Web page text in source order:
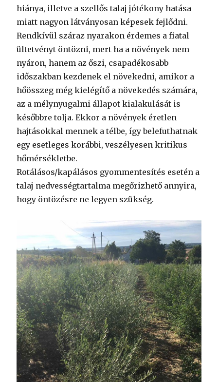
hiánya, illetve a szellős talaj jótékony hatása
miatt nagyon látványosan képesek fejlődni.
Rendkívül száraz nyarakon érdemes a fiatal
ültetvényt öntözni, mert ha a növények nem
nyáron, hanem az őszi, csapadékosabb
időszakban kezdenek el növekedni, amikor a
hőösszeg még kielégítő a növekedés számára,
az a mélynyugalmi állapot kialakulását is
későbbre tolja. Ekkor a növények éretlen
hajtásokkal mennek a télbe, így belefuthatnak
egy esetleges korábbi, veszélyesen kritikus
hőmérsékletbe.
Rotálásos/kapálásos gyommentesítés esetén a
talaj nedvességtartalma megőrizhető annyira,
hogy öntözésre ne legyen szükség.